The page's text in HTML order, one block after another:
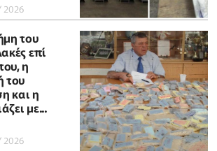
2026
του
επί
η
του
και η
με...
2026